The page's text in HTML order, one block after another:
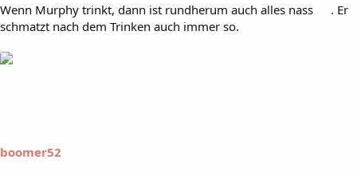
Wenn Murphy trinkt, dann ist rundherum auch alles nass
. Er
schmatzt nach dem Trinken auch immer so.
boomer52